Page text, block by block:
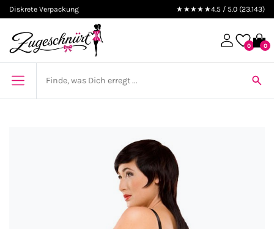
Diskrete Verpackung ★★★★★4.5 / 5.0 (23.143)
0 0